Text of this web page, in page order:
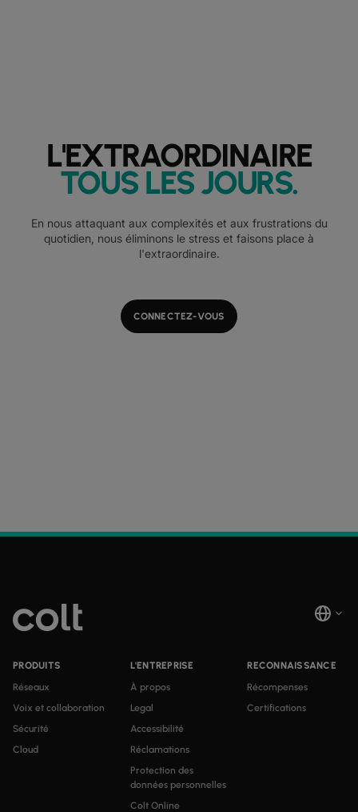
L'EXTRAORDINAIRE
TOUS LES JOURS.
En nous attaquant aux complexités et aux frustrations du
quotidien, nous éliminons le stress et faisons place à
l'extraordinaire.
CONNECTEZ-VOUS
PRODUITS
Réseaux
Voix et collaboration
Sécurité
Cloud
L'ENTREPRISE
À propos
Legal
Accessibilité
Réclamations
Protection des
données personnelles
Colt Online
RECONNAISSANCE
Récompenses
Certifications